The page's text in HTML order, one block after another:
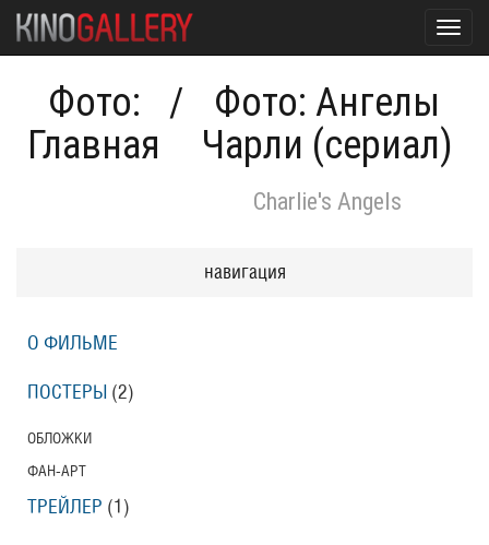
Фото:
Главная
/
Фото: Ангелы
Чарли (сериал)
Charlie's Angels
навигация
О ФИЛЬМЕ
ПОСТЕРЫ (2)
ОБЛОЖКИ
ФАН-АРТ
ТРЕЙЛЕР (1)